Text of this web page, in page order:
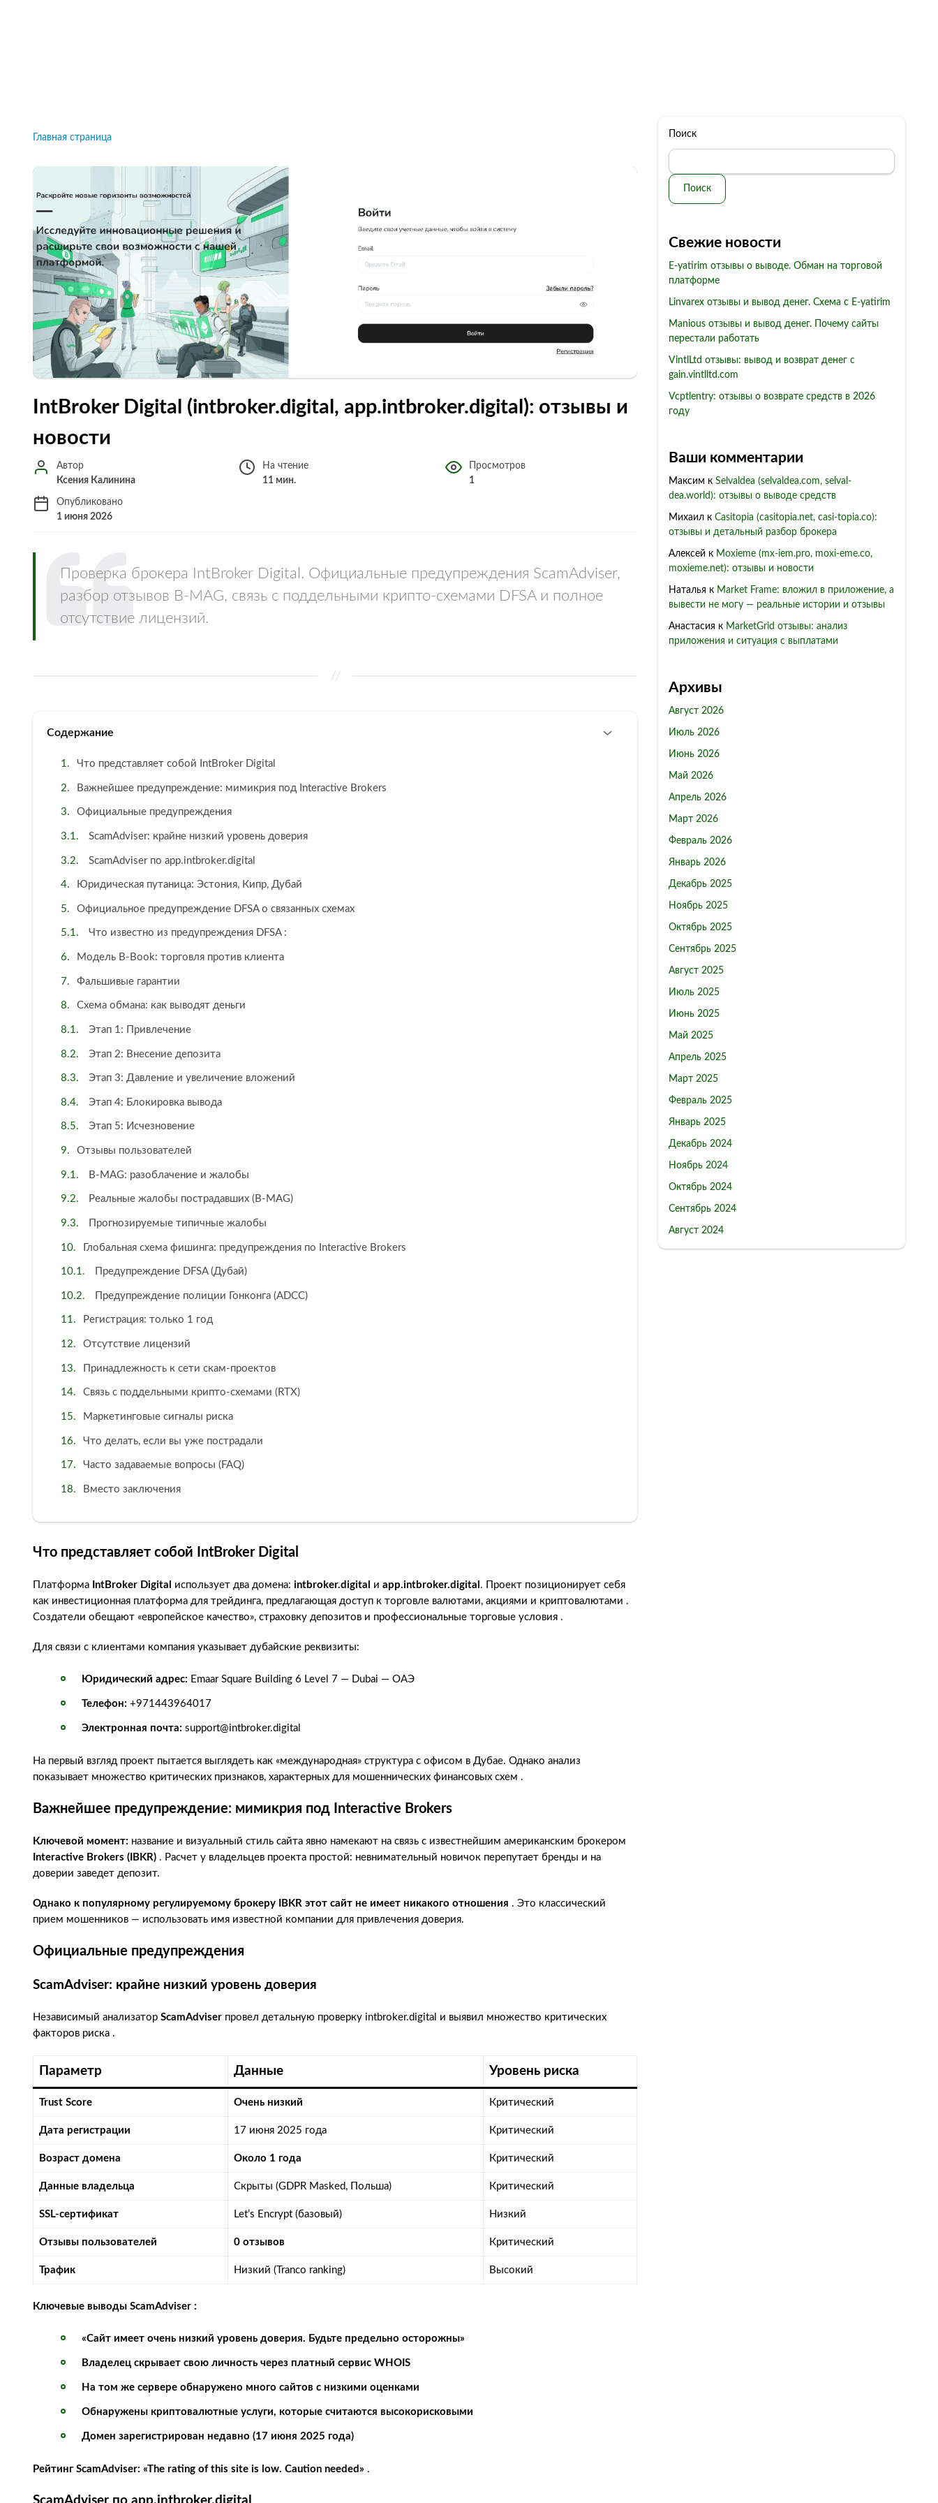
Главная страница
IntBroker Digital (intbroker.digital, app.intbroker.digital): отзывы и
новости
Автор
Ксения Калинина
На чтение
11 мин.
Просмотров
1
Опубликовано
1 июня 2026
Проверка брокера IntBroker Digital. Официальные предупреждения ScamAdviser,
разбор отзывов B-MAG, связь с поддельными крипто-схемами DFSA и полное
отсутствие лицензий.
Содержание
Что представляет собой IntBroker Digital
Важнейшее предупреждение: мимикрия под Interactive Brokers
Официальные предупреждения
ScamAdviser: крайне низкий уровень доверия
ScamAdviser по app.intbroker.digital
Юридическая путаница: Эстония, Кипр, Дубай
Официальное предупреждение DFSA о связанных схемах
Что известно из предупреждения DFSA :
Модель B-Book: торговля против клиента
Фальшивые гарантии
Схема обмана: как выводят деньги
Этап 1: Привлечение
Этап 2: Внесение депозита
Этап 3: Давление и увеличение вложений
Этап 4: Блокировка вывода
Этап 5: Исчезновение
Отзывы пользователей
B-MAG: разоблачение и жалобы
Реальные жалобы пострадавших (B-MAG)
Прогнозируемые типичные жалобы
Глобальная схема фишинга: предупреждения по Interactive Brokers
Предупреждение DFSA (Дубай)
Предупреждение полиции Гонконга (ADCC)
Регистрация: только 1 год
Отсутствие лицензий
Принадлежность к сети скам-проектов
Связь с поддельными крипто-схемами (RTX)
Маркетинговые сигналы риска
Что делать, если вы уже пострадали
Часто задаваемые вопросы (FAQ)
Вместо заключения
Что представляет собой IntBroker Digital
Платформа IntBroker Digital использует два домена: intbroker.digital и app.intbroker.digital . Проект позиционирует себя
как инвестиционная платформа для трейдинга, предлагающая доступ к торговле валютами, акциями и криптовалютами .
Создатели обещают «европейское качество», страховку депозитов и профессиональные торговые условия .
Для связи с клиентами компания указывает дубайские реквизиты:
Юридический адрес: Emaar Square Building 6 Level 7 — Dubai — ОАЭ
Телефон: +971443964017
Электронная почта: support@intbroker.digital
На первый взгляд проект пытается выглядеть как «международная» структура с офисом в Дубае. Однако анализ
показывает множество критических признаков, характерных для мошеннических финансовых схем .
Важнейшее предупреждение: мимикрия под Interactive Brokers
Ключевой момент: название и визуальный стиль сайта явно намекают на связь с известнейшим американским брокером
Interactive Brokers (IBKR) . Расчет у владельцев проекта простой: невнимательный новичок перепутает бренды и на
доверии заведет депозит.
Однако к популярному регулируемому брокеру IBKR этот сайт не имеет никакого отношения . Это классический
прием мошенников — использовать имя известной компании для привлечения доверия.
Официальные предупреждения
ScamAdviser: крайне низкий уровень доверия
Независимый анализатор ScamAdviser провел детальную проверку intbroker.digital и выявил множество критических
факторов риска .
Параметр Данные Уровень риска
Trust Score Очень низкий Критический
Дата регистрации 17 июня 2025 года Критический
Возраст домена Около 1 года Критический
Данные владельца Скрыты (GDPR Masked, Польша) Критический
SSL-сертификат Let’s Encrypt (базовый) Низкий
Отзывы пользователей 0 отзывов Критический
Трафик Низкий (Tranco ranking) Высокий
Ключевые выводы ScamAdviser :
«Сайт имеет очень низкий уровень доверия. Будьте предельно осторожны»
Владелец скрывает свою личность через платный сервис WHOIS
На том же сервере обнаружено много сайтов с низкими оценками
Обнаружены криптовалютные услуги, которые считаются высокорисковыми
Домен зарегистрирован недавно (17 июня 2025 года)
Рейтинг ScamAdviser: «The rating of this site is low. Caution needed» .
Поиск
Поиск
Свежие новости
E-yatirim отзывы о выводе. Обман на торговой
платформе
Linvarex отзывы и вывод денег. Схема с E-yatirim
Manious отзывы и вывод денег. Почему сайты
перестали работать
VintlLtd отзывы: вывод и возврат денег с
gain.vintlltd.com
Vcptlentry: отзывы о возврате средств в 2026
году
Ваши комментарии
Максим к Selvaldea (selvaldea.com, selval-
dea.world): отзывы о выводе средств
Михаил к Casitopia (casitopia.net, casi-topia.co):
отзывы и детальный разбор брокера
Алексей к Moxieme (mx-iem.pro, moxi-eme.co,
moxieme.net): отзывы и новости
Наталья к Market Frame: вложил в приложение, а
вывести не могу — реальные истории и отзывы
Анастасия к MarketGrid отзывы: анализ
приложения и ситуация с выплатами
Архивы
Август 2026
Июль 2026
Июнь 2026
Май 2026
Апрель 2026
Март 2026
Февраль 2026
Январь 2026
Декабрь 2025
Ноябрь 2025
Октябрь 2025
Сентябрь 2025
Август 2025
Июль 2025
Июнь 2025
Май 2025
Апрель 2025
Март 2025
Февраль 2025
Январь 2025
Декабрь 2024
Ноябрь 2024
Октябрь 2024
Сентябрь 2024
Август 2024